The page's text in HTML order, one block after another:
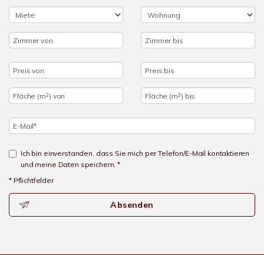
Ich bin einverstanden, dass Sie mich per Telefon/E-Mail kontaktieren
und meine Daten speichern. *
* Pflichtfelder
Absenden